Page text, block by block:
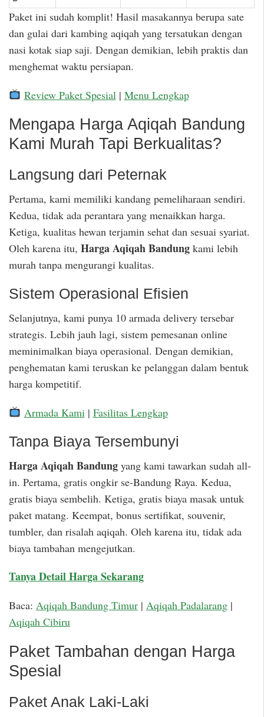
Paket ini sudah komplit! Hasil masakannya berupa sate
dan gulai dari kambing aqiqah yang tersatukan dengan
nasi kotak siap saji. Dengan demikian, lebih praktis dan
menghemat waktu persiapan.
Review Paket Spesial | Menu Lengkap
Mengapa Harga Aqiqah Bandung
Kami Murah Tapi Berkualitas?
Langsung dari Peternak
Pertama, kami memiliki kandang pemeliharaan sendiri.
Kedua, tidak ada perantara yang menaikkan harga.
Ketiga, kualitas hewan terjamin sehat dan sesuai syariat.
Oleh karena itu, Harga Aqiqah Bandung kami lebih
murah tanpa mengurangi kualitas.
Sistem Operasional Efisien
Selanjutnya, kami punya 10 armada delivery tersebar
strategis. Lebih jauh lagi, sistem pemesanan online
meminimalkan biaya operasional. Dengan demikian,
penghematan kami teruskan ke pelanggan dalam bentuk
harga kompetitif.
Armada Kami | Fasilitas Lengkap
Tanpa Biaya Tersembunyi
Harga Aqiqah Bandung yang kami tawarkan sudah all-
in. Pertama, gratis ongkir se-Bandung Raya. Kedua,
gratis biaya sembelih. Ketiga, gratis biaya masak untuk
paket matang. Keempat, bonus sertifikat, souvenir,
tumbler, dan risalah aqiqah. Oleh karena itu, tidak ada
biaya tambahan mengejutkan.
Tanya Detail Harga Sekarang
Baca: Aqiqah Bandung Timur | Aqiqah Padalarang |
Aqiqah Cibiru
Paket Tambahan dengan Harga
Spesial
Paket Anak Laki-Laki